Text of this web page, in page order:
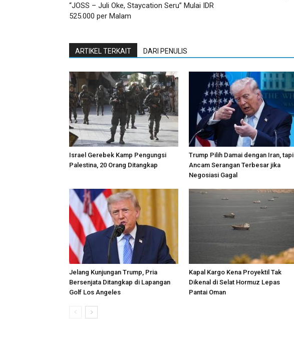
“JOSS – Juli Oke, Staycation Seru” Mulai IDR
525.000 per Malam
ARTIKEL TERKAIT DARI PENULIS
Israel Gerebek Kamp Pengungsi
Palestina, 20 Orang Ditangkap
Trump Pilih Damai dengan Iran, tapi
Ancam Serangan Terbesar jika
Negosiasi Gagal
Jelang Kunjungan Trump, Pria
Bersenjata Ditangkap di Lapangan
Golf Los Angeles
Kapal Kargo Kena Proyektil Tak
Dikenal di Selat Hormuz Lepas
Pantai Oman